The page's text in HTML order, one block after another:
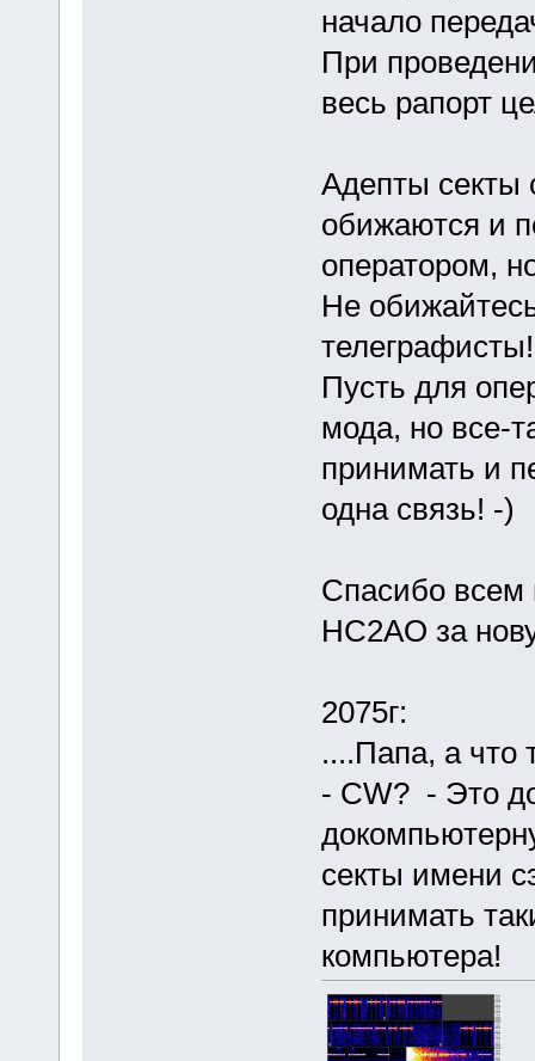
начало
При
весь рапорт
Адепты секты
обижаются и
оператором,
Не
телеграфисты!
Пусть для
мода, но все-
принимать и
одна связь! -)
Спасибо
HC2AO за
2075г:
....Папа, а что
- CW? - Это
секты имени
принимать
компьютера!